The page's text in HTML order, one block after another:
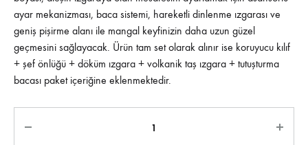
ayar mekanizması, baca sistemi, hareketli dinlenme ızgarası ve
geniş pişirme alanı ile mangal keyfinizin daha uzun güzel
geçmesini sağlayacak. Ürün tam set olarak alınır ise koruyucu kılıf
+ şef önlüğü + döküm ızgara + volkanik taş ızgara + tutuşturma
bacası paket içeriğine eklenmektedir.